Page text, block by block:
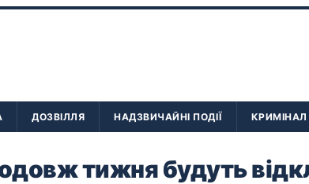
ДОЗВІЛЛЯ НАДЗВИЧАЙНІ ПОДІЇ КРИМІНАЛ
тижня будуть